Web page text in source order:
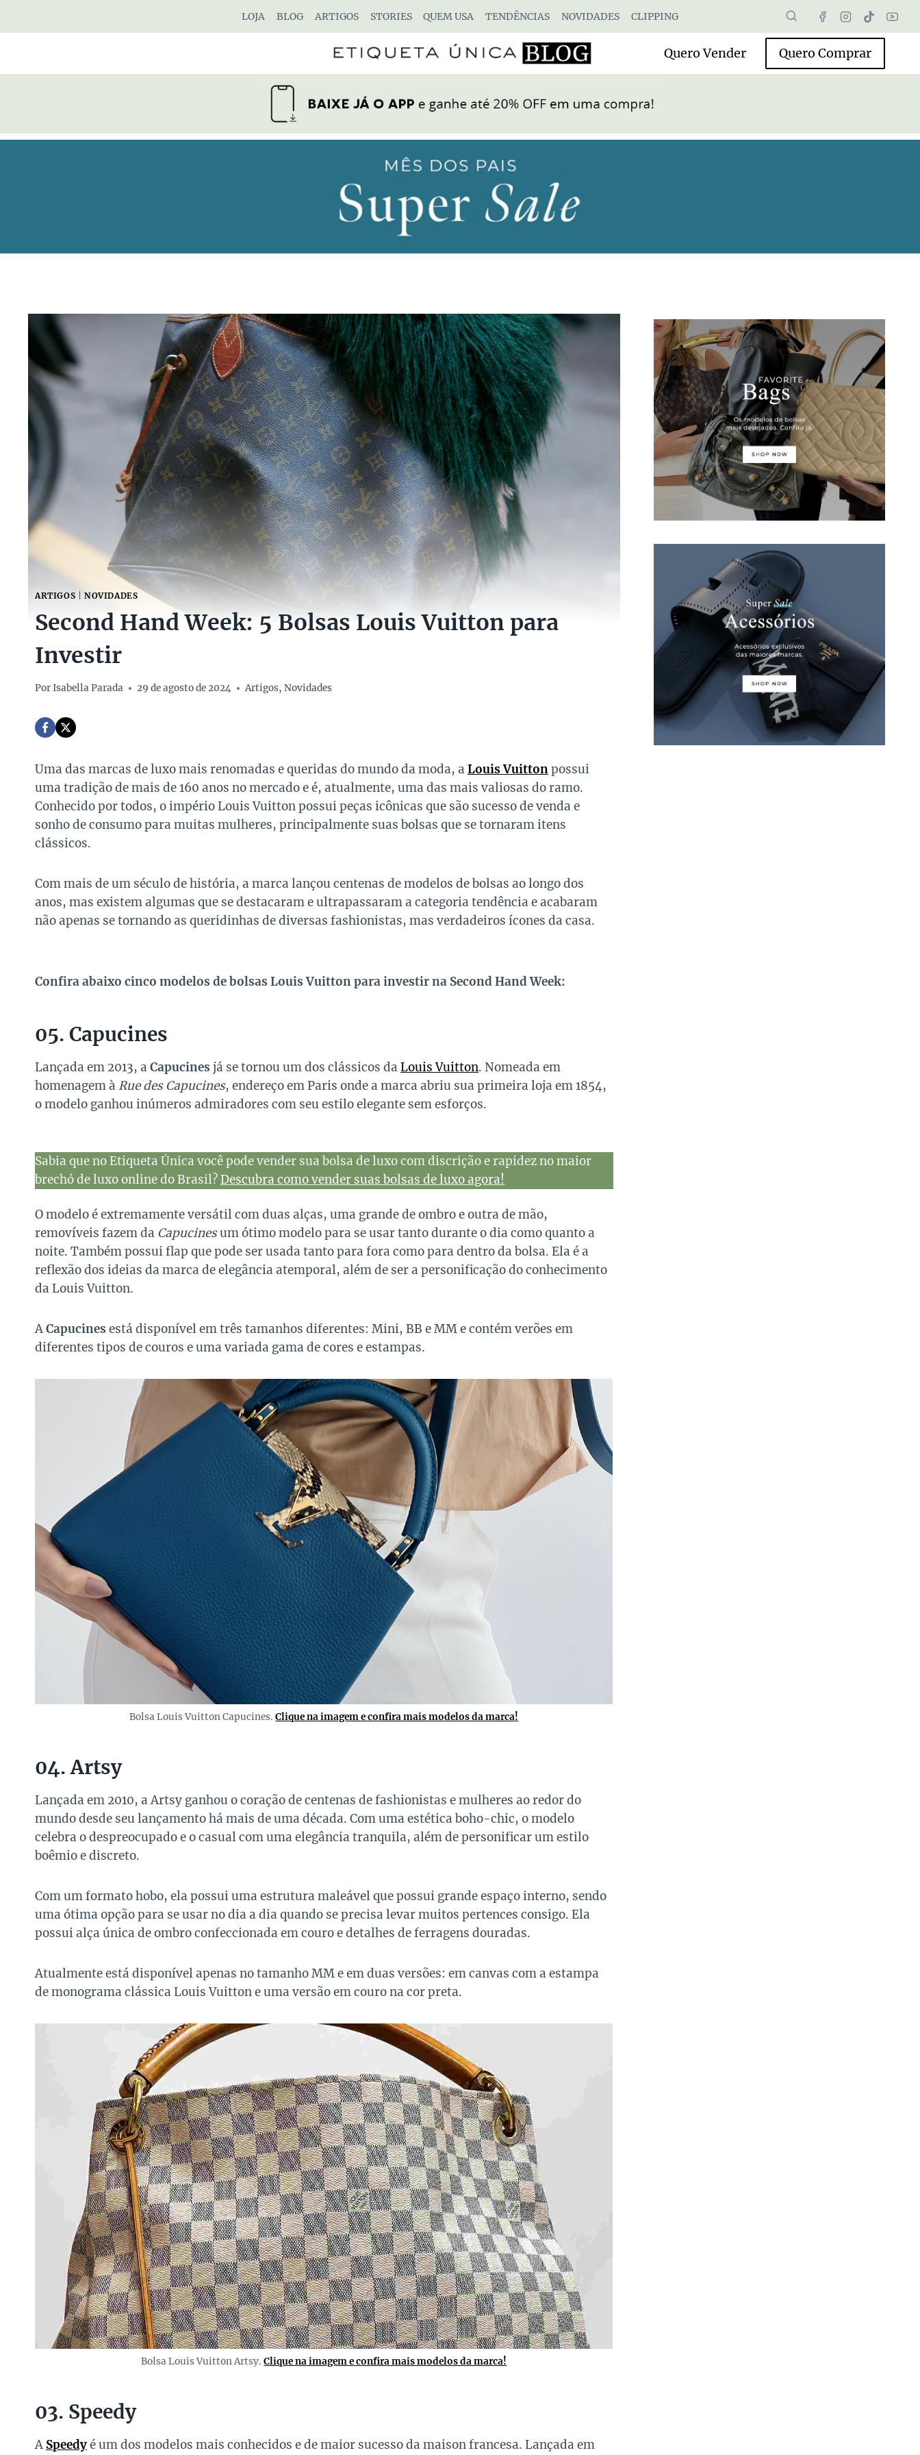
LOJA BLOG ARTIGOS STORIES QUEM USA TENDÊNCIAS NOVIDADES CLIPPING
Quero Vender Quero Comprar
ARTIGOS NOVIDADES
Second Hand Week: 5 Bolsas Louis Vuitton para
Investir
PorIsabella Parada 29 de agosto de 2024 Artigos,Novidades
Uma das marcas de luxo mais renomadas e queridas do mundo da moda, a Louis Vuittonpossui
uma tradição de mais de 160 anos no mercado e é, atualmente, uma das mais valiosas do ramo.
Conhecido por todos, o império Louis Vuitton possui peças icônicas que são sucesso de venda e
sonho de consumo para muitas mulheres, principalmente suas bolsas que se tornaram itens
clássicos.
Com mais de um século de história, a marca lançou centenas de modelos de bolsas ao longo dos
anos, mas existem algumas que se destacaram e ultrapassaram a categoria tendência e acabaram
não apenas se tornando as queridinhas de diversas fashionistas, mas verdadeiros ícones da casa.
Confira abaixo cinco modelos de bolsas Louis Vuitton para investir na Second Hand Week:
05. Capucines
Lançada em 2013, a Capucines já se tornou um dos clássicos da Louis Vuitton. Nomeada em
homenagem à Rue des Capucines, endereço em Paris onde a marca abriu sua primeira loja em 1854,
o modelo ganhou inúmeros admiradores com seu estilo elegante sem esforços.
Sabia que no Etiqueta Única você pode vender sua bolsa de luxo com discrição e rapidez no maior
brechó de luxo online do Brasil?Descubra como vender suas bolsas de luxo agora!
O modelo é extremamente versátil com duas alças, uma grande de ombro e outra de mão,
removíveis fazem da Capucinesum ótimo modelo para se usar tanto durante o dia como quanto a
noite. Também possui flap que pode ser usada tanto para fora como para dentro da bolsa. Ela é a
reflexão dos ideias da marca de elegância atemporal, além de ser a personificação do conhecimento
da Louis Vuitton.
ACapucines está disponível em três tamanhos diferentes: Mini, BB e MM e contém verões em
diferentes tipos de couros e uma variada gama de cores e estampas.
Bolsa Louis Vuitton Capucines.Clique na imagem e confira mais modelos da marca!
04. Artsy
Lançada em 2010, a Artsy ganhou o coração de centenas de fashionistas e mulheres ao redor do
mundo desde seu lançamento há mais de uma década. Com uma estética boho-chic, o modelo
celebra o despreocupado e o casual com uma elegância tranquila, além de personificar um estilo
boêmio e discreto.
Com um formato hobo, ela possui uma estrutura maleável que possui grande espaço interno, sendo
uma ótima opção para se usar no dia a dia quando se precisa levar muitos pertences consigo. Ela
possui alça única de ombro confeccionada em couro e detalhes de ferragens douradas.
Atualmente está disponível apenas no tamanho MM e em duas versões: em canvas com a estampa
de monograma clássica Louis Vuitton e uma versão em couro na cor preta.
Bolsa Louis Vuitton Artsy.Clique na imagem e confira mais modelos da marca!
03. Speedy
A Speedyé um dos modelos mais conhecidos e de maior sucesso da maison francesa. Lançada em